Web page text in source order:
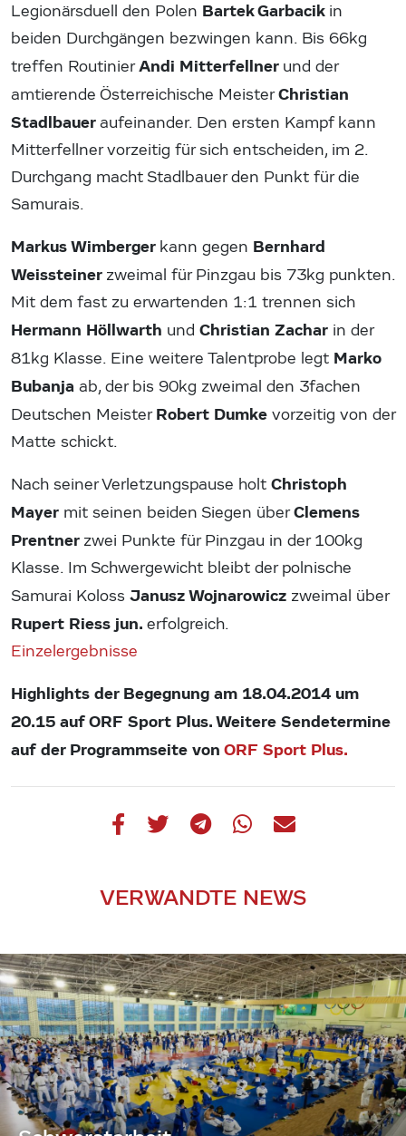
Legionärsduell den Polen Bartek Garbacik in
beiden Durchgängen bezwingen kann. Bis 66kg
treffen RoutinierAndi Mitterfellner und der
amtierende Österreichische MeisterChristian
Stadlbaueraufeinander. Den ersten Kampf kann
Mitterfellner vorzeitig für sich entscheiden, im 2.
Durchgang macht Stadlbauer den Punkt für die
Samurais.
Markus Wimberger kann gegen Bernhard
Weissteiner zweimal für Pinzgau bis 73kg punkten.
Mit dem fast zu erwartenden 1:1 trennen sich
Hermann Höllwarth und Christian Zachar in der
81kg Klasse. Eine weitere Talentprobe legt Marko
Bubanja ab, der bis 90kg zweimal den 3fachen
Deutschen MeisterRobert Dumke vorzeitig von der
Matte schickt.
Nach seiner Verletzungspause holt Christoph
Mayer mit seinen beiden Siegen überClemens
Prentner zwei Punkte für Pinzgau in der 100kg
Klasse. Im Schwergewicht bleibt der polnische
Samurai Koloss Janusz Wojnarowicz zweimal über
Rupert Riess jun. erfolgreich.
Einzelergebnisse
Highlights der Begegnung am 18.04.2014 um
20.15 auf ORF Sport Plus. Weitere Sendetermine
auf der Programmseite von ORF Sport Plus.
VERWANDTE NEWS